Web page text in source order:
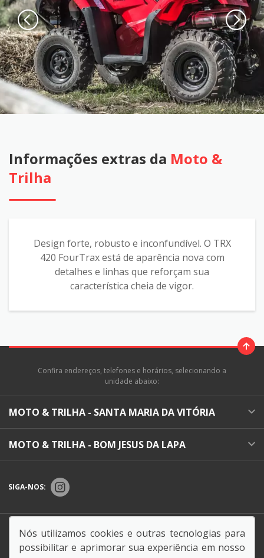
Informações extras da Moto &
Trilha
Design forte, robusto e inconfundível. O TRX
420 FourTrax está de aparência nova com
detalhes e linhas que reforçam sua
característica cheia de vigor.
Confira endereços, telefones e horários, selecionando a
unidade abaixo:
MOTO & TRILHA - SANTA MARIA DA VITÓRIA
MOTO & TRILHA - BOM JESUS DA LAPA
SIGA-NOS:
Endereço Matriz: BR 430, 0 - KM 1,LOTES 04 E 06, -
CENTRO - BOM JESUS DA LAPA-BA
Nós utilizamos cookies e outras tecnologias para
possibilitar e aprimorar sua experiência em nosso